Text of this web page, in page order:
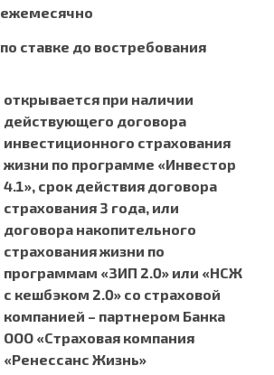
ежемесячно
по ставке до востребования
открывается при наличии
действующего договора
инвестиционного страхования
жизни по программе «Инвестор
4.1», срок действия договора
страхования 3 года, или
договора накопительного
страхования жизни по
программам «ЗИП 2.0» или «НСЖ
с кешбэком 2.0» со страховой
компанией – партнером Банка
ООО «Страховая компания
«Ренессанс Жизнь»